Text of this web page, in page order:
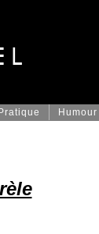
Pratique Humour